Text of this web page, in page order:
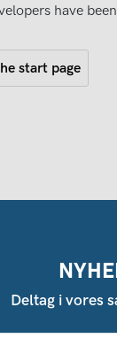
have
start page
Deltag i vores